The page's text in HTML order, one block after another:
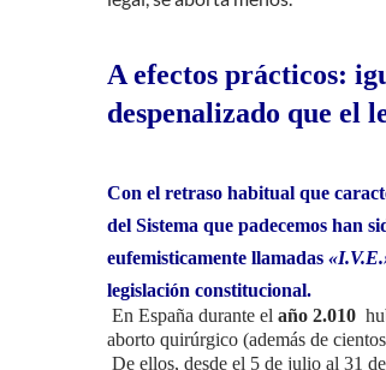
A efectos prácticos:
despenalizado que el
Con el retraso habitual que
del Sistema que padecemos han
eufemisticamente llamadas
legislación constitucional.
En España durante el año 2.010
aborto quirúrgico (además de
De ellos, desde el 5 de julio al 31